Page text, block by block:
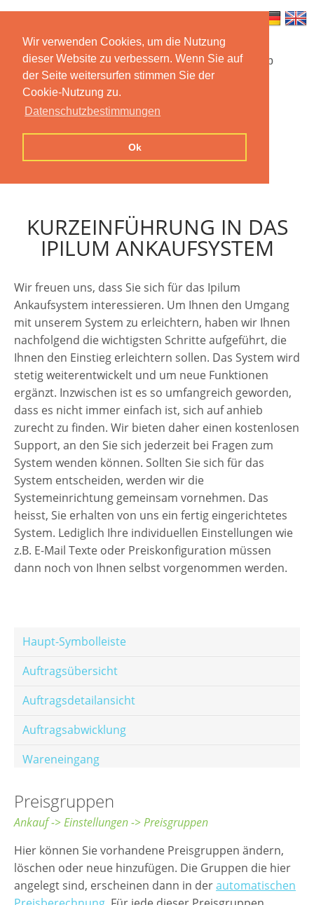
Wir verwenden Cookies, um die Nutzung
dieser Website zu verbessern. Wenn Sie auf
der Seite weitersurfen stimmen Sie der
Cookie-Nutzung zu.
Datenschutzbestimmungen
Ok
Startseite Funktionen Mobile App
Preise
Kontakt Impressum
KURZEINFÜHRUNG IN DAS
IPILUM ANKAUFSYSTEM
Wir freuen uns, dass Sie sich für das Ipilum
Ankaufsystem interessieren. Um Ihnen den Umgang
mit unserem System zu erleichtern, haben wir Ihnen
nachfolgend die wichtigsten Schritte aufgeführt, die
Ihnen den Einstieg erleichtern sollen. Das System wird
stetig weiterentwickelt und um neue Funktionen
ergänzt. Inzwischen ist es so umfangreich geworden,
dass es nicht immer einfach ist, sich auf anhieb
zurecht zu finden. Wir bieten daher einen kostenlosen
Support, an den Sie sich jederzeit bei Fragen zum
System wenden können. Sollten Sie sich für das
System entscheiden, werden wir die
Systemeinrichtung gemeinsam vornehmen. Das
heisst, Sie erhalten von uns ein fertig eingerichtetes
System. Lediglich Ihre individuellen Einstellungen wie
z.B. E-Mail Texte oder Preiskonfiguration müssen
dann noch von Ihnen selbst vorgenommen werden.
Haupt-Symbolleiste
Auftragsübersicht
Auftragsdetailansicht
Auftragsabwicklung
Wareneingang
E-Mail-Templates
Automatische Preisberechnung
Hinterlegen von Festpreisen
Preisgruppen
Ankauf -> Einstellungen -> Preisgruppen
Hier können Sie vorhandene Preisgruppen ändern,
löschen oder neue hinzufügen. Die Gruppen die hier
angelegt sind, erscheinen dann in derautomatischen